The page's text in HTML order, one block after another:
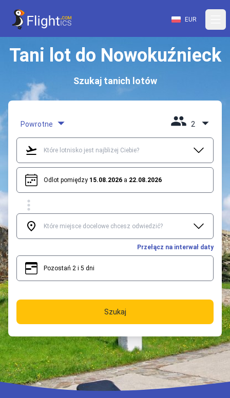
EUR
Tani lot do Nowokuźnieck
Szukaj tanich lotów
Powrotne 2
Odlot pomiędzy 15.08.2026 a 22.08.2026
Przełącz na interwał daty
Pozostań 2 i 5 dni
Szukaj